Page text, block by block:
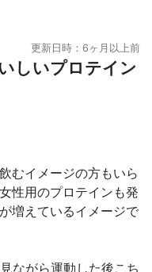
更新日時：6ヶ月以上前
しいプロテイン
むイメージの方もいら
性用のプロテインも発
増えているイメージで
ながら運動した後こち